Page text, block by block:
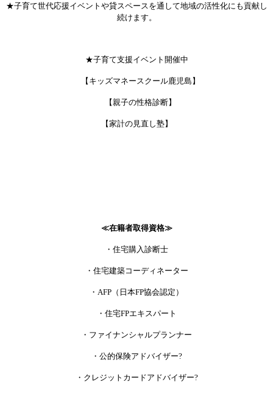
★子育て世代応援イベントや貸スペースを通して地域の活性化にも貢献し
続けます。
★子育て支援イベント開催中
【キッズマネースクール鹿児島】
【親子の性格診断】
【家計の見直し塾】
≪在籍者取得資格≫
・住宅購入診断士
・住宅建築コーディネーター
・AFP（日本FP協会認定）
・住宅FPエキスパート
・ファイナンシャルプランナー
・公的保険アドバイザー?
・クレジットカードアドバイザー?